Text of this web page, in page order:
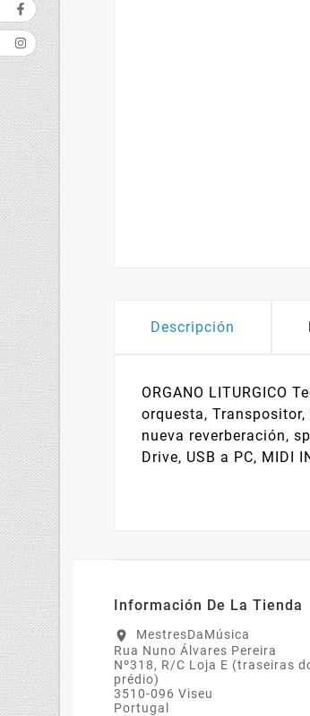
Descripción
ORGANO LITURGICO
orquesta,
nueva reverberación,
Drive, USB a PC, MIDI
Información De La Tienda
location_on
MestresDaMúsica
Rua Nuno Álvares Pereira
Nº318, R/C Loja E (traseiras
prédio)
3510-096 Viseu
Portugal